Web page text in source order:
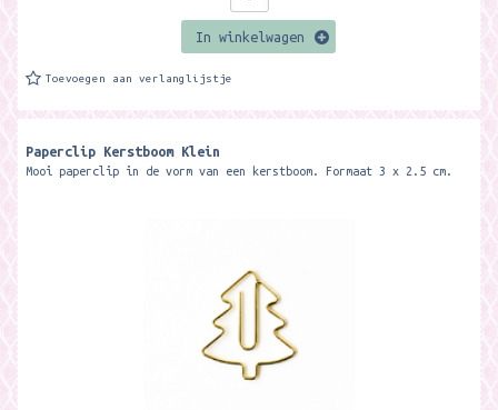
In winkelwagen
Toevoegen aan verlanglijstje
Paperclip Kerstboom Klein
Mooi paperclip in de vorm van een kerstboom. Formaat 3 x 2.5 cm.